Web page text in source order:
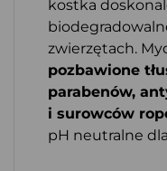
kostka
zwierzętach.
pozbawione
parabenów,
i surowców
pH neutralne